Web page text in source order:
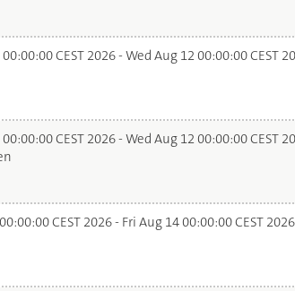
CEST 2026 - Wed Aug 12 00:00:00 CEST
CEST 2026 - Wed Aug 12 00:00:00 CEST
CEST 2026 - Fri Aug 14 00:00:00 CEST